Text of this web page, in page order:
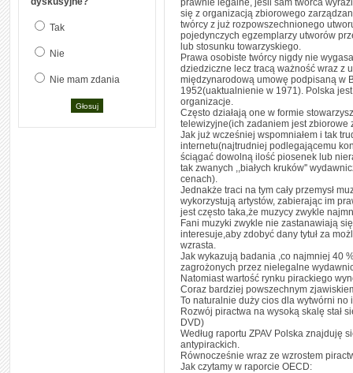
Tak
Nie
Nie mam zdania
prawnie legalne, jeśli sam twórca
się z organizacją zbiorowego
twórcy z już rozpowszechnionego
pojedynczych egzemplarzy utworów
lub stosunku towarzyskiego.
Prawa osobiste twórcy nigdy nie
dziedziczne lecz tracą ważność wraz z
międzynarodową umowę podpisaną w
1952(uaktualnienie w 1971). Polska
organizacje.
Często działają one w formie
telewizyjne(ich zadaniem jest
Jak już wcześniej wspomniałem i tak
internetu(najtrudniej podlegającemu
ściągać dowolną ilość piosenek lub
tak zwanych ,,białych kruków''
cenach).
Jednakże traci na tym cały przemysł
wykorzystują artystów, zabierając im
jest często taka,że muzycy zwykle
Fani muzyki zwykle nie zastanawiają
interesuje,aby zdobyć dany tytuł za
wzrasta.
Jak wykazują badania ,co najmniej 40
zagrożonych przez nielegalne
Natomiast wartość rynku pirackiego
Coraz bardziej powszechnym
To naturalnie duży cios dla wytwórni no
Rozwój piractwa na wysoką skalę stał
DVD)
Według raportu ZPAV Polska znajduję
antypirackich.
Równocześnie wraz ze wzrostem
Jak czytamy w raporcie OECD: